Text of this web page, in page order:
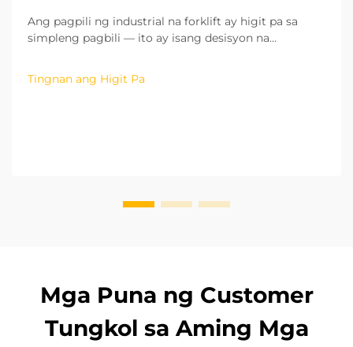
Ang pagpili ng industrial na forklift ay higit pa sa
simpleng pagbili — ito ay isang desisyon na
operasyon, sa gastos ng pagpapatakbo ng iyong
operasyon, at sa kaligtasan ng iyong lugar ng
Tingnan ang Higit Pa
Mga Puna ng Customer
Tungkol sa Aming Mga